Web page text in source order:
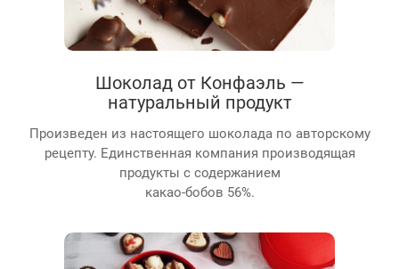
Шоколад от Конфаэль —
натуральный продукт
Произведен из настоящего шоколада по авторскому
рецепту. Единственная компания производящая
продукты с содержанием
какао-бобов 56%.